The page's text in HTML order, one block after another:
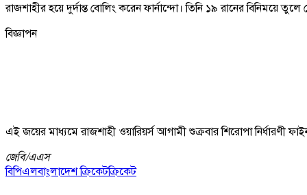
রাজশাহীর হয়ে দুর্দান্ত বোলিং করেন ফার্নান্দো। তিনি ১৯ রানের বিনিময়ে
বিজ্ঞাপন
এই জয়ের মাধ্যমে রাজশাহী ওয়ারিয়র্স আগামী শুক্রবার শিরোপা নির্ধারণী
জেবি/এএস
বিপিএলবাংলাদেশ ক্রিকেটক্রিকেট